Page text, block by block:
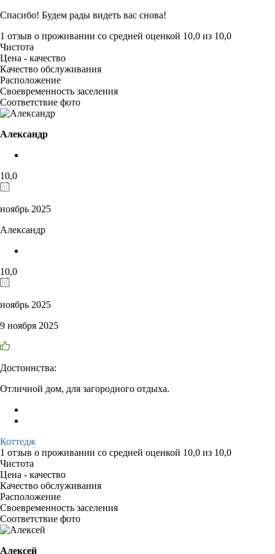
Спасибо! Будем рады видеть вас снова!
1 отзыв о проживании со средней оценкой 10,0 из 10,0
Чистота
Цена - качество
Качество обслуживания
Расположение
Своевременность заселения
Соответствие фото
Александр
10,0
ноябрь 2025
Александр
10,0
ноябрь 2025
9 ноября 2025
Достоинства:
Отличной дом, для загородного отдыха.
Коттедж
1 отзыв о проживании со средней оценкой 10,0 из 10,0
Чистота
Цена - качество
Качество обслуживания
Расположение
Своевременность заселения
Соответствие фото
Алексей